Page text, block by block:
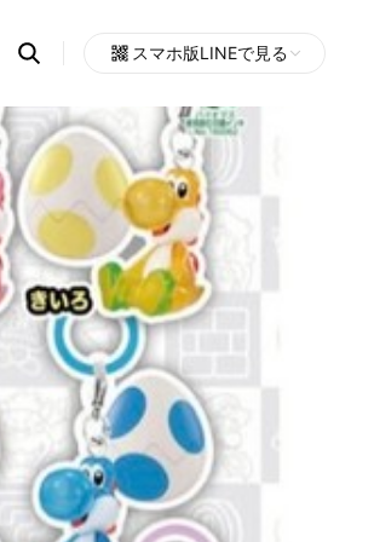
Search
OpenChats
messages
search
area
スマホ版LINEで見る